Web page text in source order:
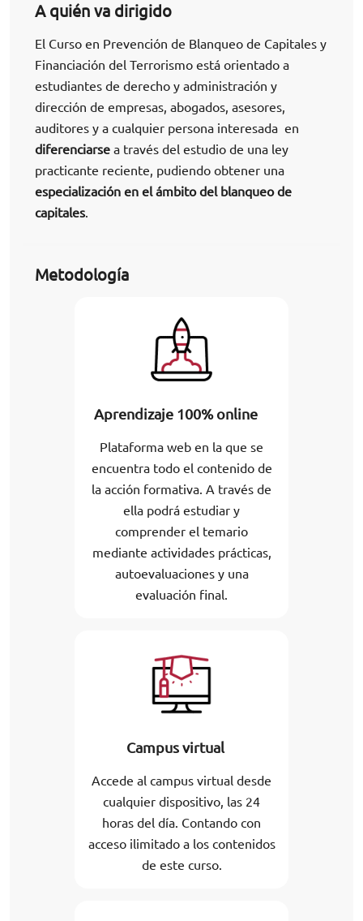
A quién va dirigido
El Curso en Prevención de Blanqueo de Capitales y
Financiación del Terrorismo está orientado a
estudiantes de derecho y administración y
dirección de empresas, abogados, asesores,
auditores y a cualquier persona interesada en
diferenciarse a través del estudio de una ley
practicante reciente, pudiendo obtener una
especialización en el ámbito del blanqueo de
capitales.
Metodología
Aprendizaje 100% online
Plataforma web en la que se
encuentra todo el contenido de
la acción formativa. A través de
ella podrá estudiar y
comprender el temario
mediante actividades prácticas,
autoevaluaciones y una
evaluación final.
Campus virtual
Accede al campus virtual desde
cualquier dispositivo, las 24
horas del día. Contando con
acceso ilimitado a los contenidos
de este curso.